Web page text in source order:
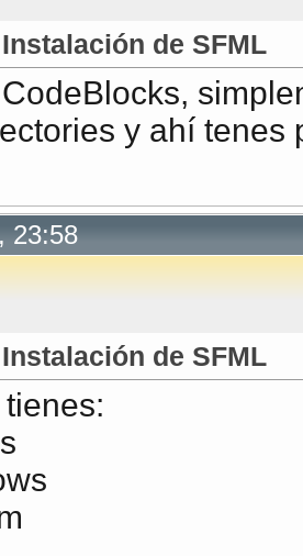
de SFML
y ahí
23:58
de SFML